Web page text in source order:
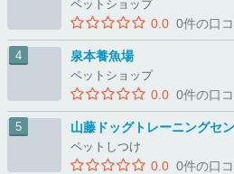
ペットショップ
0.0 0件の口コ
泉本養魚場
ペットショップ
0.0 0件の口コ
山藤ドッグトレーニングセ
ペットしつけ
0.0 0件の口コ